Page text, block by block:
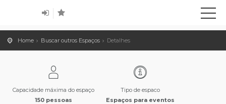
Home Buscar outros Espaços Detalhes
Capacidade máxima do espaço
150 pessoas
Tipo de espaco
Espaços para eventos